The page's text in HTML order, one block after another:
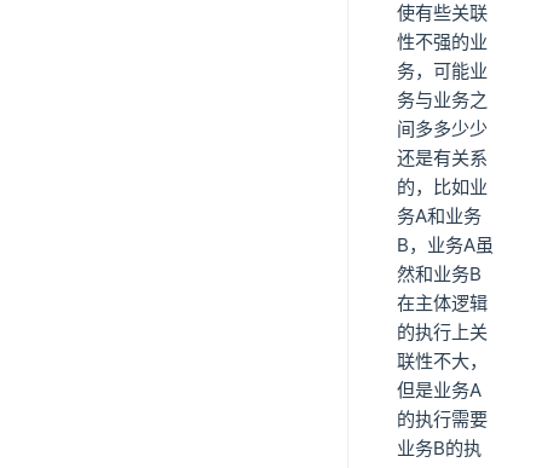
使有些关联
性不强的业
务，可能业
务与业务之
间多多少少
还是有关系
的，比如业
务A和业务
B，业务A虽
然和业务B
在主体逻辑
的执行上关
联性不大，
但是业务A
的执行需要
业务B的执